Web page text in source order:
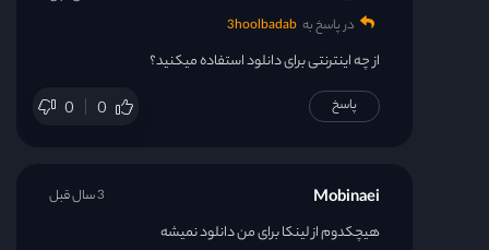
در پاسخ به 3hoolbadab
از چه اینترنتی برای دانلود استفاده میکنید؟
0 0 پاسخ
Mobinaei
هیچکدوم از لینکا برای من دانلود نمیشه
3 سال قبل